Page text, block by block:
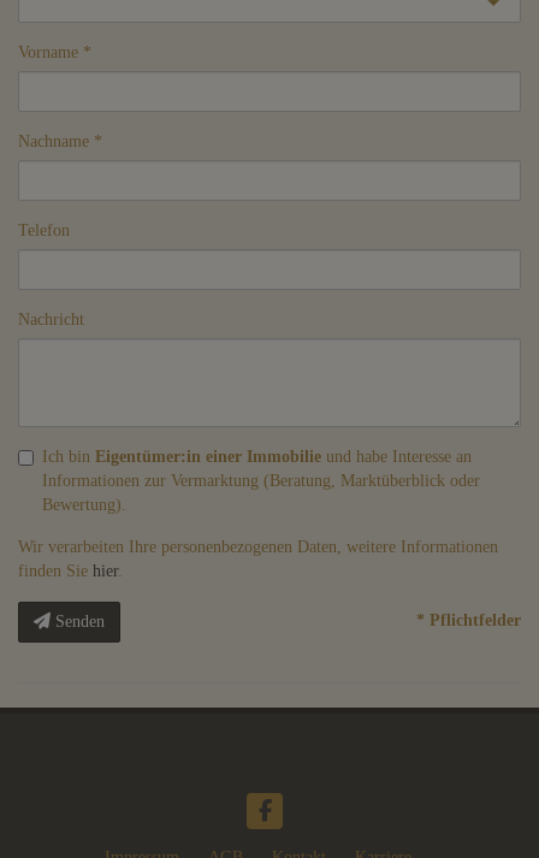
Vorname
Nachname
Telefon
Nachricht
Ich bin Eigentümer:in einer Immobilie und habe Interesse an
Informationen zur Vermarktung (Beratung, Marktüberblick oder
Bewertung).
Wir verarbeiten Ihre personenbezogenen Daten, weitere Informationen
finden Sie hier.
Senden * Pflichtfelder